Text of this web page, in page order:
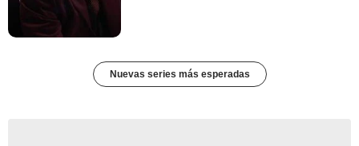
Nuevas series más esperadas